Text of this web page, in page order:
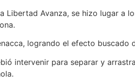
Libertad Avanza, se hizo lugar
logrando el efecto
intervenir para separar y